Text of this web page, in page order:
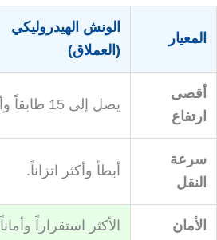
المعيار
الونش الهيدروليكي
(العملاق)
أقصى
ارتفاع
يصل إلى 15 طابقاً وأكثر.
سرعة
النقل
أبطأ وأكثر اتزاناً.
الأمان
الأكثر استقراراً وأماناً